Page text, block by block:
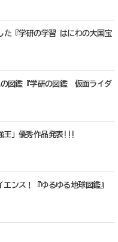
た『学研の学習 はにわの大国宝
図鑑『学研の図鑑 仮面ライダ
王」優秀作品発表!!!
ンス！『ゆるゆる地球図鑑』